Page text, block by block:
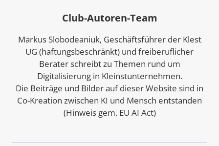
Club-Autoren-Team
Markus Slobodeaniuk, Geschäftsführer der Klest
UG (haftungsbeschränkt) und freiberuflicher
Berater schreibt zu Themen rund um
Digitalisierung in Kleinstunternehmen.
Die Beiträge und Bilder auf dieser Website sind in
Co-Kreation zwischen KI und Mensch entstanden
(Hinweis gem. EU AI Act)